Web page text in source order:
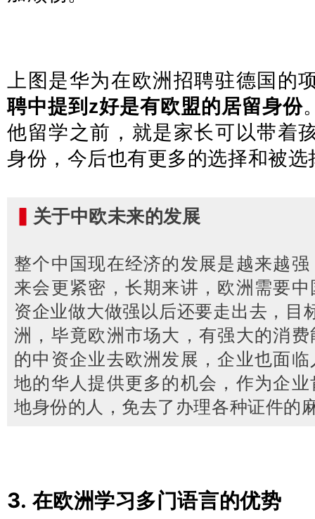
上图是华为在欧洲招聘驻德国的
聘中提到z好是有欧盟的居留身份
他留学之前，就是家长可以带着
身份，今后也有更多的选择和被选
▍ 关于中欧未来的发展
整个中国现在经济的发展是越来越
来会更紧密，长期来讲，欧洲需要
资企业做大做强以后还要走出去，目
洲，毕竟欧洲市场大，有强大的消
的中资企业去欧洲发展，企业也面
地的华人提供更多的机会，作为企
地身份的人，免去了办理各种证件的
3. 在欧洲学习多门语言的优势